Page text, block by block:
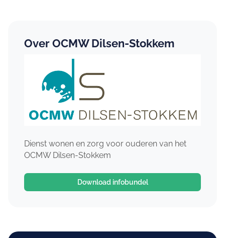
Over OCMW Dilsen-Stokkem
Dienst wonen en zorg voor ouderen van het
OCMW Dilsen-Stokkem
Download infobundel